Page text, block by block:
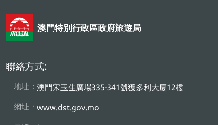
澳門特別行政區政府旅遊局
聯絡方式:
地址： 澳門宋玉生廣場335-341號獲多利大廈12樓
網址： www.dst.gov.mo